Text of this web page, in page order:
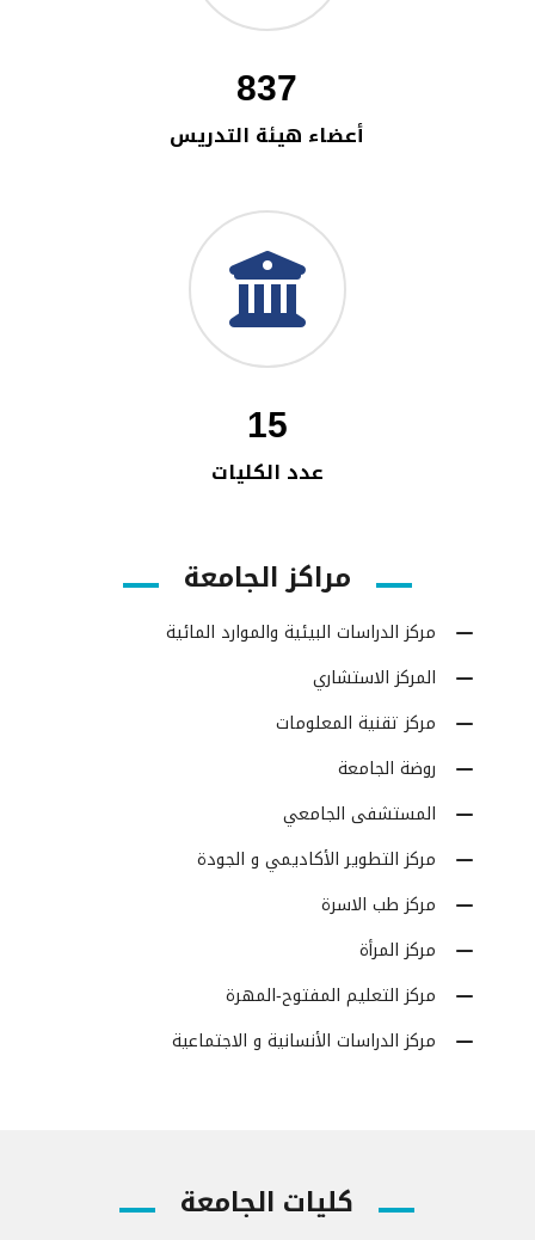
837
أعضاء هيئة التدريس
15
عدد الكليات
مراكز الجامعة
مركز الدراسات البيئية والموارد المائية
المركز الاستشاري
مركز تقنية المعلومات
روضة الجامعة
المستشفى الجامعي
مركز التطوير الأكاديمي و الجودة
مركز طب الاسرة
مركز المرأة
مركز التعليم المفتوح-المهرة
مركز الدراسات الأنسانية و الاجتماعية
كليات الجامعة